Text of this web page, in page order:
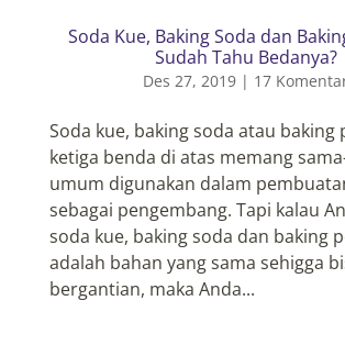
Soda Kue, Baking Soda dan
Sudah Tahu Bedanya?
Des 27, 2019 | 17
Soda kue, baking soda atau baking
ketiga benda di atas memang
umum digunakan dalam
sebagai pengembang. Tapi kalau
soda kue, baking soda dan baking
adalah bahan yang sama sehigga
bergantian, maka Anda...